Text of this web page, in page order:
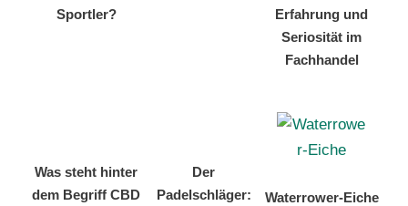
Sportler?
Erfahrung und
Seriosität im
Fachhandel
Was steht hinter
dem Begriff CBD
Der
Padelschläger:
Waterrower-Eiche